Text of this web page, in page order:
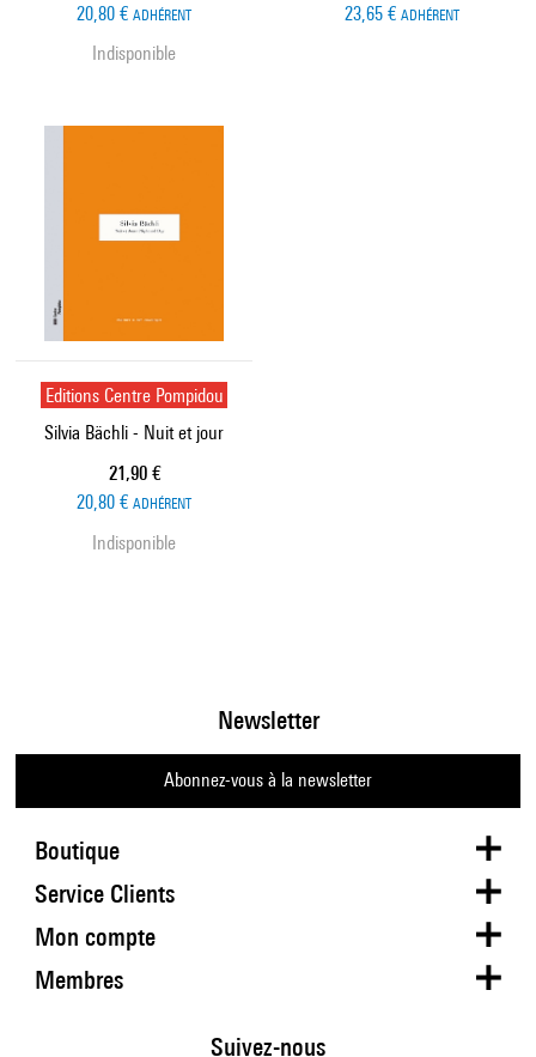
20,80 € ADHÉRENT
Indisponible
23,65 € ADHÉRENT
Editions Centre Pompidou
Silvia Bächli - Nuit et jour
Prix ​​actuel
21,90 €
20,80 € ADHÉRENT
Indisponible
Boutique
Newsletter
Abonnez-vous à la newsletter
Service Clients
Mon compte
Membres
Suivez-nous